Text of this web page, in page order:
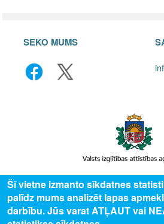
SEKO MUMS
© 2025 Valsts izglītības attīstības aģentūra,
aizsargātas.
Šī vietne izmanto sīkdatnes
palīdz mums analizēt lapas
darbību. Jūs varat ATĻAUT vai